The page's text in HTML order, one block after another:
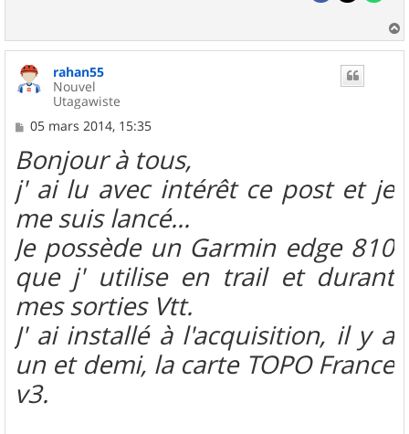
a
rahan55
Nouvel
Utagawiste
M
s
s
a
e
05 mars 2014, 15:35
Bonjour à tous,
j' ai lu avec intérêt ce post et je
me suis lancé...
Je possède un Garmin edge 810
que j' utilise en trail et durant
mes sorties Vtt.
J' ai installé à l'acquisition, il y a
un et demi, la carte TOPO France
v3.